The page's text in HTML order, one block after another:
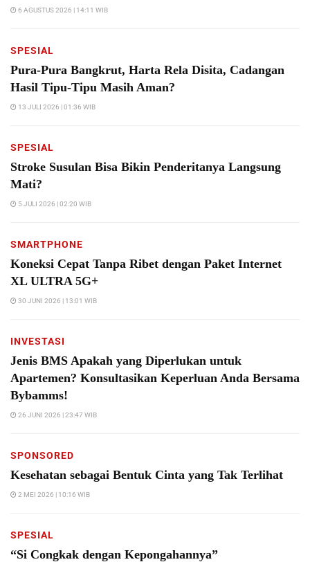
6 AGUSTUS 2026 | 14:11 WIB
SPESIAL
Pura-Pura Bangkrut, Harta Rela Disita, Cadangan
Hasil Tipu-Tipu Masih Aman?
13 JULI 2026 | 01:36 WIB
SPESIAL
Stroke Susulan Bisa Bikin Penderitanya Langsung
Mati?
5 JULI 2026 | 02:20 WIB
SMARTPHONE
Koneksi Cepat Tanpa Ribet dengan Paket Internet
XL ULTRA 5G+
30 JUNI 2026 | 13:01 WIB
INVESTASI
Jenis BMS Apakah yang Diperlukan untuk
Apartemen? Konsultasikan Keperluan Anda Bersama
Bybamms!
26 JUNI 2026 | 23:47 WIB
SPONSORED
Kesehatan sebagai Bentuk Cinta yang Tak Terlihat
2 MEI 2026 | 10:16 WIB
SPESIAL
“Si Congkak dengan Kepongahannya”